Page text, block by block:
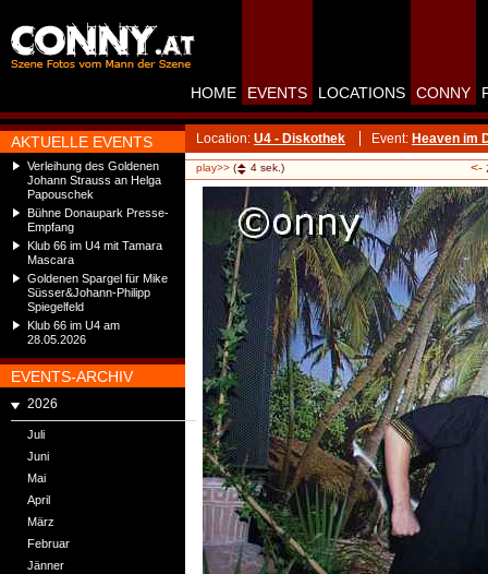
AKTUELLE EVENTS
Verleihung des Goldenen
Johann Strauss an Helga
Papouschek
Bühne Donaupark Presse-
Empfang
Klub 66 im U4 mit Tamara
Mascara
Goldenen Spargel für Mike
Süsser&Johann-Philipp
Spiegelfeld
Klub 66 im U4 am
28.05.2026
EVENTS-ARCHIV
2026
Juli
Juni
Mai
April
März
Februar
Jänner
HOME EVENTS LOCATIONS CONNY
Location: U4 - Diskothek Event: Heaven im
play>> ( 4 sek.) <-